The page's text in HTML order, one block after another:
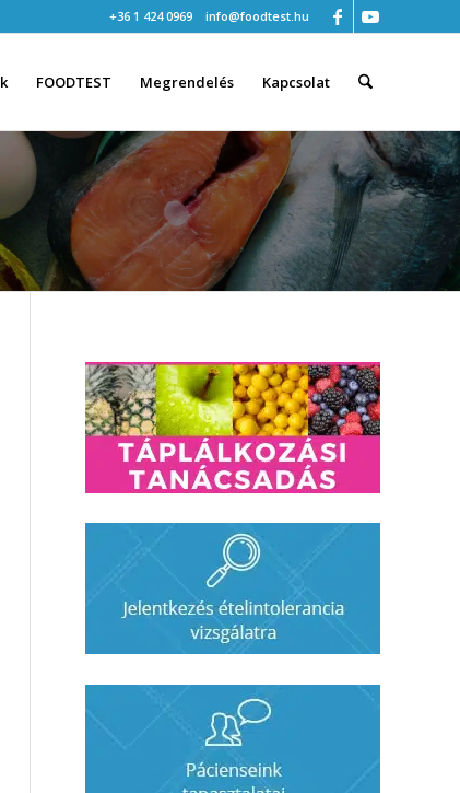
+36 1 424 0969 info@foodtest.hu
FOODTEST Megrendelés Kapcsolat